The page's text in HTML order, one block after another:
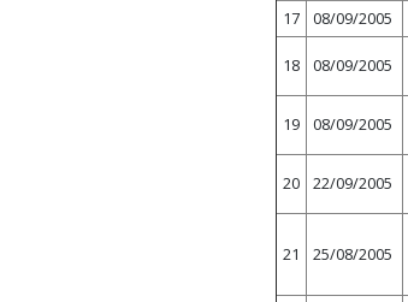
17
08/09/2005
18 08/09/2005
19 08/09/2005
20 22/09/2005
21 25/08/2005